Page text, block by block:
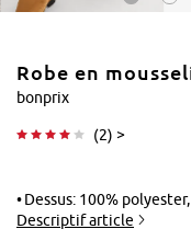
Robe en
bonprix
(2) >
Dessus: 100%
Descriptif article